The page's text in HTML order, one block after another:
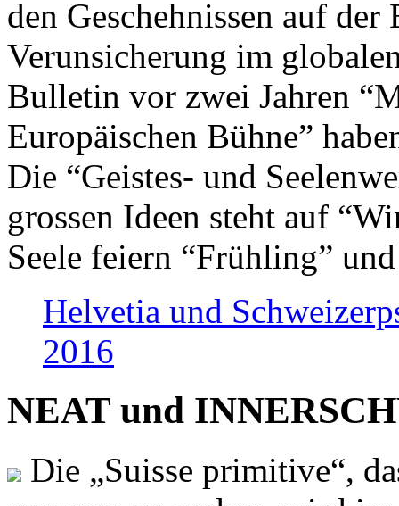
den Geschehnissen auf
Verunsicherung im
Bulletin vor zwei Jahren
Europäischen Bühne”
Die “Geistes- und
grossen Ideen steht auf
Seele feiern “Frühling”
Helvetia und
2016
NEAT und
Die „Suisse primitive“,